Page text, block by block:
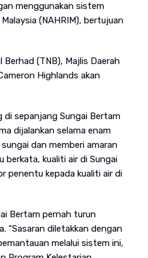
menggunakan sistem
(NAHRIM), bertujuan
(TNB), Majlis Daerah
Highlands akan
di sepanjang Sungai Bertam
dijalankan selama enam
dan memberi amaran
berkata, kualiti air di Sungai
penentu kepada kualiti air di
Bertam pernah turun
“Sasaran diletakkan dengan
melalui sistem ini,